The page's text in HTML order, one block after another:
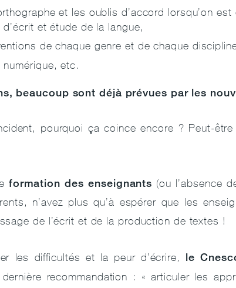
et les oublis d’accord lorsqu’on
et étude de la langue,
de chaque genre et de chaque
etc.
beaucoup sont déjà prévues par les
pourquoi ça coince encore ? Peut-être
formation des enseignants (ou l’absence
n’avez plus qu’à espérer que les
de l’écrit et de la production de textes !
les difficultés et la peur d’écrire, le
recommandation : « articuler les